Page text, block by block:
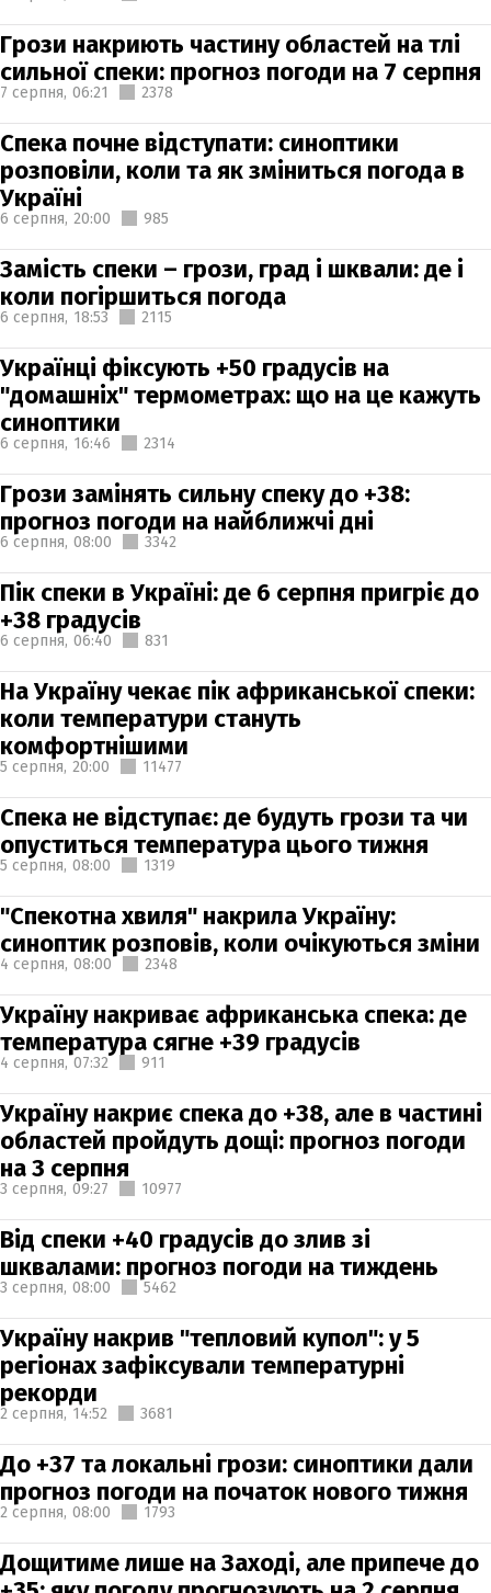
Грози накриють частину областей на тлі
сильної спеки: прогноз погоди на 7 серпня
7 серпня, 06:21 2378
Спека почне відступати: синоптики
розповіли, коли та як зміниться погода в
Україні
6 серпня, 20:00 985
Замість спеки – грози, град і шквали: де і
коли погіршиться погода
6 серпня, 18:53 2115
Українці фіксують +50 градусів на
"домашніх" термометрах: що на це кажуть
синоптики
6 серпня, 16:46 2314
Грози замінять сильну спеку до +38:
прогноз погоди на найближчі дні
6 серпня, 08:00 3342
Пік спеки в Україні: де 6 серпня пригріє до
+38 градусів
6 серпня, 06:40 831
На Україну чекає пік африканської спеки:
коли температури стануть
комфортнішими
5 серпня, 20:00 11477
Спека не відступає: де будуть грози та чи
опуститься температура цього тижня
5 серпня, 08:00 1319
"Спекотна хвиля" накрила Україну:
синоптик розповів, коли очікуються зміни
4 серпня, 08:00 2348
Україну накриває африканська спека: де
температура сягне +39 градусів
4 серпня, 07:32 911
Україну накриє спека до +38, але в частині
областей пройдуть дощі: прогноз погоди
на 3 серпня
3 серпня, 09:27 10977
Від спеки +40 градусів до злив зі
шквалами: прогноз погоди на тиждень
3 серпня, 08:00 5462
Україну накрив "тепловий купол": у 5
регіонах зафіксували температурні
рекорди
2 серпня, 14:52 3681
До +37 та локальні грози: синоптики дали
прогноз погоди на початок нового тижня
2 серпня, 08:00 1793
Дощитиме лише на Заході, але припече до